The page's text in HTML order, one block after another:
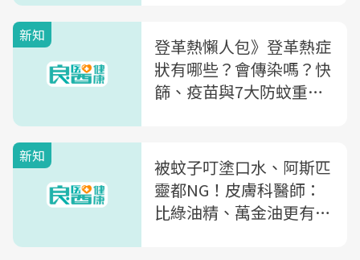
新知
登革熱懶人包》登革熱症
狀有哪些？會傳染嗎？快
篩、疫苗與7大防蚊重點
新知
被蚊子叮塗口水、阿斯匹
靈都NG！皮膚科醫師：
比綠油精、萬金油更有效